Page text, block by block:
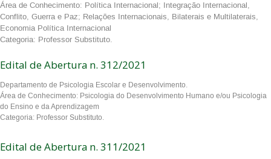
Área de Conhecimento: Política Internacional; Integração Internacional,
Conflito, Guerra e Paz; Relações Internacionais, Bilaterais e Multilaterais,
Economia Política Internacional
Categoria: Professor Substituto.
Edital de Abertura n. 312/2021
Departamento de Psicologia Escolar e Desenvolvimento.
Área de Conhecimento: Psicologia do Desenvolvimento Humano e/ou Psicologia
do Ensino e da Aprendizagem
Categoria: Professor Substituto.
Edital de Abertura n. 311/2021